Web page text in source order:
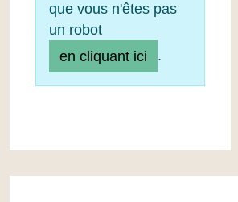
que vous n'êtes pas
un robot
en cliquant ici
.